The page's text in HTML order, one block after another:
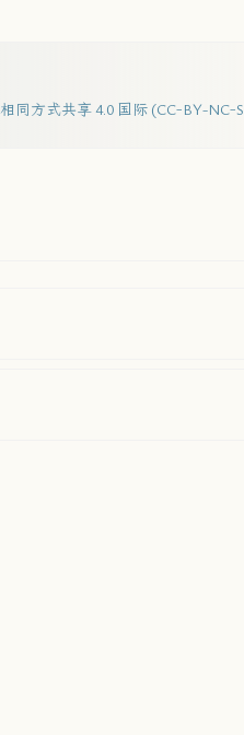
同方式共享 4.0 国际 (CC-BY-NC-